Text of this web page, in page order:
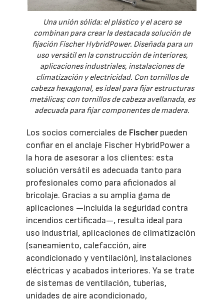
Una unión sólida: el plástico y el acero se
combinan para crear la destacada solución de
fijación Fischer HybridPower. Diseñada para un
uso versátil en la construcción de interiores,
aplicaciones industriales, instalaciones de
climatización y electricidad. Con tornillos de
cabeza hexagonal, es ideal para fijar estructuras
metálicas; con tornillos de cabeza avellanada, es
adecuada para fijar componentes de madera.
Los socios comerciales de Fischerpueden
confiar en el anclaje Fischer HybridPower a
la hora de asesorar a los clientes: esta
solución versátil es adecuada tanto para
profesionales como para aficionados al
bricolaje. Gracias a su amplia gama de
aplicaciones —incluida la seguridad contra
incendios certificada—, resulta ideal para
uso industrial, aplicaciones de climatización
(saneamiento, calefacción, aire
acondicionado y ventilación), instalaciones
eléctricas y acabados interiores. Ya se trate
de sistemas de ventilación, tuberías,
unidades de aire acondicionado,